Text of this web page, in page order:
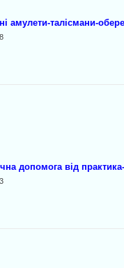
амулети-талісмани-
допомога від